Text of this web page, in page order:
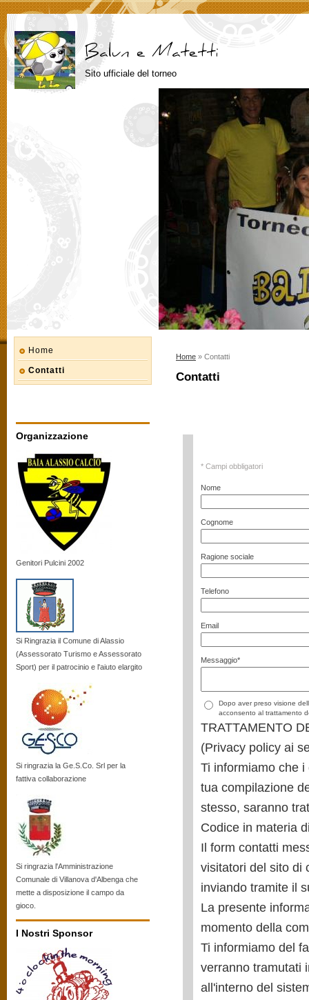
Sito ufficiale del torneo
Home » Contatti
Contatti
* Campi obbligatori
Nome
Cognome
Ragione sociale
Telefono
Email
Messaggio*
Dopo aver preso visione
acconsento al trattamento
TRATTAMENTO
(Privacy policy ai
Ti informiamo che
tua compilazione
stesso, saranno
Codice in materia
Il form contatti
visitatori del sito di
inviando tramite il
La presente
momento della
Ti informiamo del
verranno tramutati
all'interno del
Home
Contatti
Organizzazione
Genitori Pulcini 2002
Si Ringrazia il Comune di Alassio
(Assessorato Turismo e Assessorato
Sport) per il patrocinio e l'aiuto elargito
Si ringrazia la Ge.S.Co. Srl per la
fattiva collaborazione
Si ringrazia l'Amministrazione
Comunale di Villanova d'Albenga che
mette a disposizione il campo da
gioco.
I Nostri Sponsor